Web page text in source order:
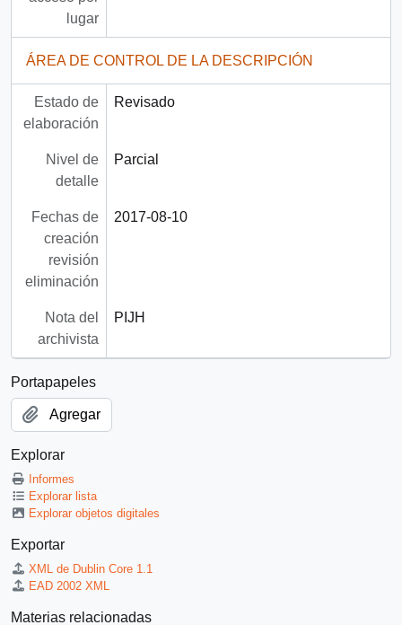
lugar
ÁREA DE CONTROL DE LA DESCRIPCIÓN
Estado de
elaboración
Revisado
Nivel de
detalle
Parcial
Fechas de
creación
revisión
eliminación
2017-08-10
Nota del
archivista
PIJH
Portapapeles
Agregar
Explorar
Informes
Explorar lista
Explorar objetos digitales
Exportar
XML de Dublin Core 1.1
EAD 2002 XML
Materias relacionadas